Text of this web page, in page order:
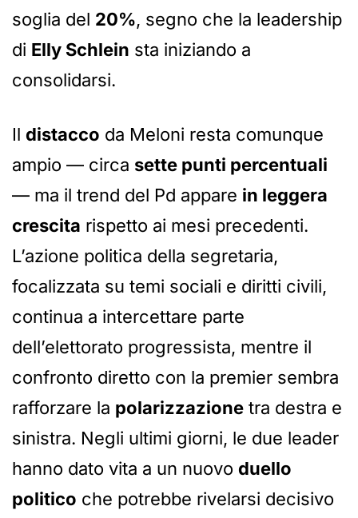
soglia del 20%, segno che la leadership
di Elly Schlein sta iniziando a
consolidarsi.
Il distacco da Meloni resta comunque
ampio — circa sette punti percentuali
— ma il trend del Pd appare in leggera
crescita rispetto ai mesi precedenti.
L’azione politica della segretaria,
focalizzata su temi sociali e diritti civili,
continua a intercettare parte
dell’elettorato progressista, mentre il
confronto diretto con la premier sembra
rafforzare la polarizzazione tra destra e
sinistra. Negli ultimi giorni, le due leader
hanno dato vita a un nuovo duello
politico che potrebbe rivelarsi decisivo